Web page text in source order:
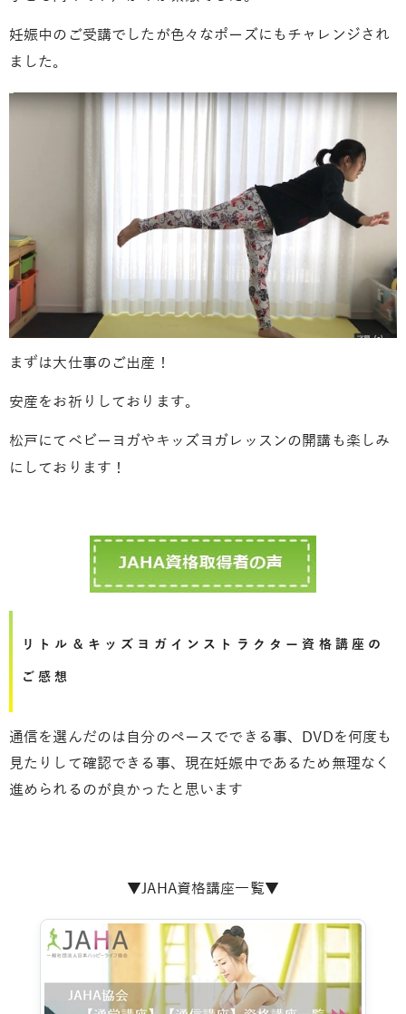
妊娠中のご受講でしたが色々なポーズにもチャレンジされ
ました。
まずは大仕事のご出産！
安産をお祈りしております。
松戸にてベビーヨガやキッズヨガレッスンの開講も楽しみ
にしております！
リトル＆キッズヨガインストラクター資格講座の
ご感想
通信を選んだのは自分のペースでできる事、DVDを何度も
見たりして確認できる事、現在妊娠中であるため無理なく
進められるのが良かったと思います
▼JAHA資格講座一覧▼